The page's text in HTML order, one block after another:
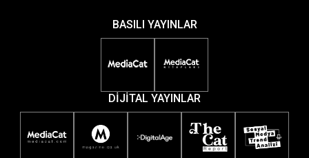
BASILI YAYINLAR
DİJİTAL YAYINLAR